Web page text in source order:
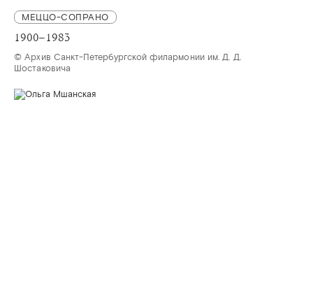
МЕЦЦО-СОПРАНО
1900–1983
© Архив Санкт-Петербургской филармонии им. Д. Д.
Шостаковича